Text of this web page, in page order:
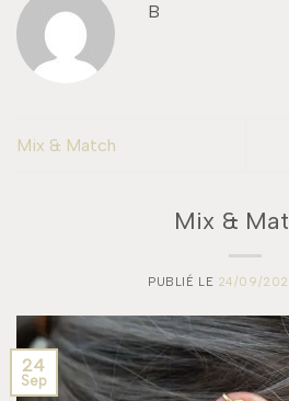
B
Mix & Match
Mix &
PUBLIÉ LE 24/09/
24
Sep